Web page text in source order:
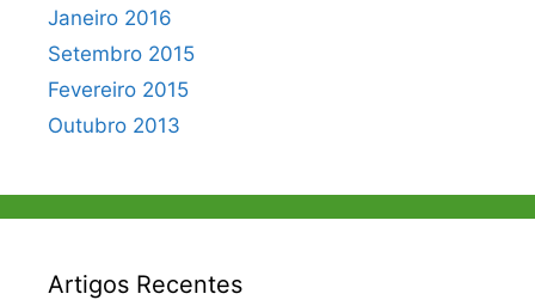
Janeiro 2016
Setembro 2015
Fevereiro 2015
Outubro 2013
Artigos Recentes